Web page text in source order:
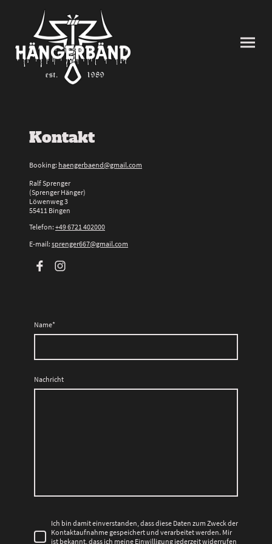
Kontakt
Booking: haengerbaend@gmail.com
Ralf Sprenger
(Sprenger Hänger)
Löwenweg 3
55411 Bingen
Telefon: +49 6721 402000
E-mail: sprenger667@gmail.com
Name*
Nachricht
Ich bin damit einverstanden, dass diese Daten zum Zweck der
Kontaktaufnahme gespeichert und verarbeitet werden. Mir
ist bekannt, dass ich meine Einwilligung jederzeit widerrufen